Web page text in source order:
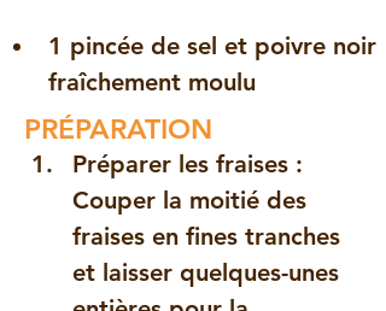
1 pincée de sel et poivre noir
fraîchement moulu
PRÉPARATION
Préparer les fraises :
Couper la moitié des
fraises en fines tranches
et laisser quelques-unes